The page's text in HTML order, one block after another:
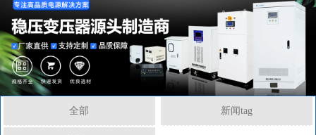
全部 新闻tag